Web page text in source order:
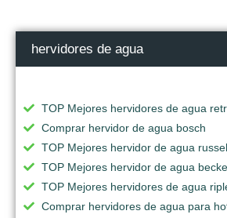
hervidores de agua
TOP Mejores hervidores de agua
Comprar hervidor de agua bosch
TOP Mejores hervidor de agua
TOP Mejores hervidor de agua
TOP Mejores hervidores de agua
Comprar hervidores de agua para